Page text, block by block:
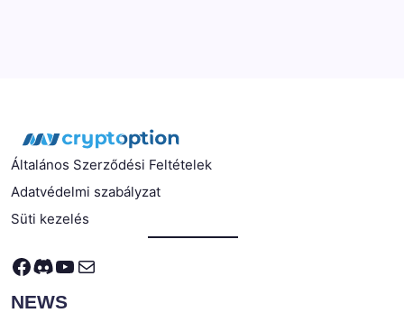
Általános Szerződési Feltételek
Adatvédelmi szabályzat
Süti kezelés
Facebook
Discord
YouTube
Mail
NEWS